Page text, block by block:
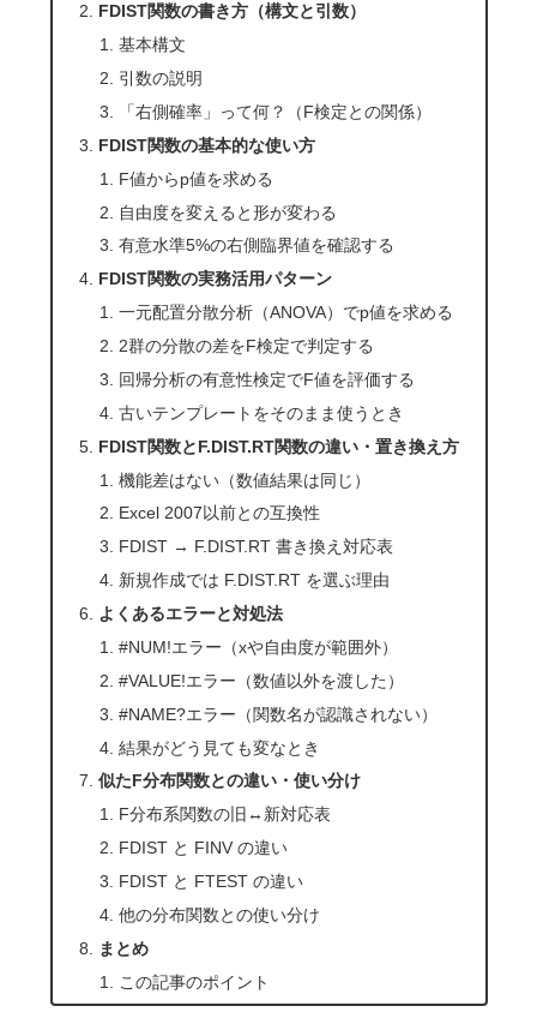
FDIST関数の書き方（構文と引数）
基本構文
引数の説明
「右側確率」って何？（F検定との関係）
FDIST関数の基本的な使い方
F値からp値を求める
自由度を変えると形が変わる
有意水準5%の右側臨界値を確認する
FDIST関数の実務活用パターン
一元配置分散分析（ANOVA）でp値を求める
2群の分散の差をF検定で判定する
回帰分析の有意性検定でF値を評価する
古いテンプレートをそのまま使うとき
FDIST関数とF.DIST.RT関数の違い・置き換え方
機能差はない（数値結果は同じ）
Excel 2007以前との互換性
FDIST → F.DIST.RT 書き換え対応表
新規作成では F.DIST.RT を選ぶ理由
よくあるエラーと対処法
#NUM!エラー（xや自由度が範囲外）
#VALUE!エラー（数値以外を渡した）
#NAME?エラー（関数名が認識されない）
結果がどう見ても変なとき
似たF分布関数との違い・使い分け
F分布系関数の旧↔新対応表
FDIST と FINV の違い
FDIST と FTEST の違い
他の分布関数との使い分け
まとめ
この記事のポイント